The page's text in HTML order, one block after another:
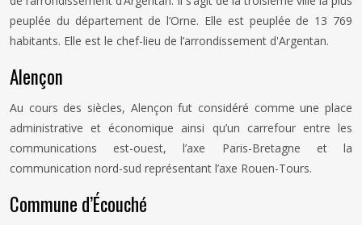
peuplée du département de l’Orne. Elle est peuplée de 13 769
habitants. Elle est le chef-lieu de l’arrondissement d'Argentan.
Alençon
Au cours des siècles, Alençon fut considéré comme une place
administrative et économique ainsi qu’un carrefour entre les
communications est-ouest, l’axe Paris-Bretagne et la
communication nord-sud représentant l’axe Rouen-Tours.
Commune d’Écouché